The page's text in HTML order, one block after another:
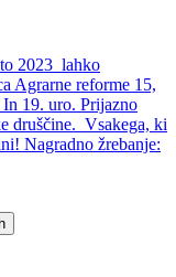
2023 lahko
Agrarne reforme 15,
19. uro. Prijazno
druščine. Vsakega, ki
Nagradno žrebanje: